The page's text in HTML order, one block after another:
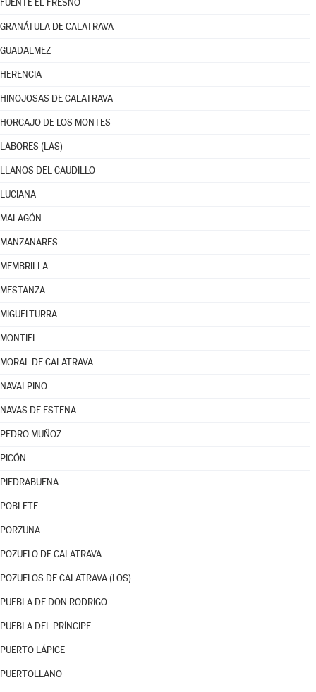
FUENTE EL FRESNO
GRANÁTULA DE CALATRAVA
GUADALMEZ
HERENCIA
HINOJOSAS DE CALATRAVA
HORCAJO DE LOS MONTES
LABORES (LAS)
LLANOS DEL CAUDILLO
LUCIANA
MALAGÓN
MANZANARES
MEMBRILLA
MESTANZA
MIGUELTURRA
MONTIEL
MORAL DE CALATRAVA
NAVALPINO
NAVAS DE ESTENA
PEDRO MUÑOZ
PICÓN
PIEDRABUENA
POBLETE
PORZUNA
POZUELO DE CALATRAVA
POZUELOS DE CALATRAVA (LOS)
PUEBLA DE DON RODRIGO
PUEBLA DEL PRÍNCIPE
PUERTO LÁPICE
PUERTOLLANO